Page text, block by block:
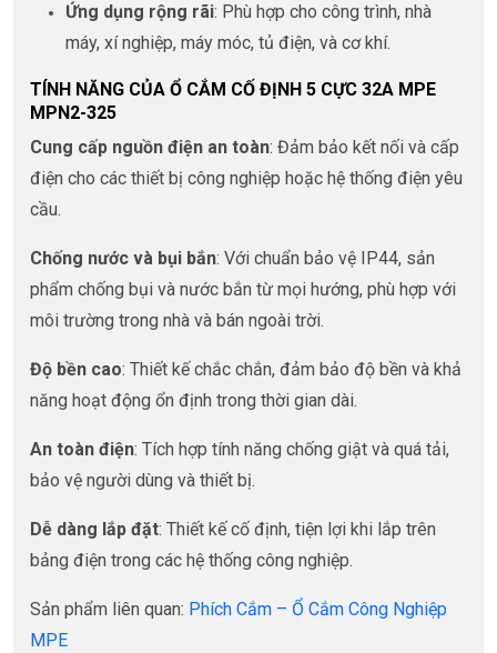
Ứng dụng rộng rãi: Phù hợp cho công trình, nhà
máy, xí nghiệp, máy móc, tủ điện, và cơ khí.
TÍNH NĂNG CỦA Ổ CẮM CỐ ĐỊNH 5 CỰC 32A MPE
MPN2-325
Cung cấp nguồn điện an toàn: Đảm bảo kết nối và cấp
điện cho các thiết bị công nghiệp hoặc hệ thống điện yêu
cầu.
Chống nước và bụi bắn: Với chuẩn bảo vệ IP44, sản
phẩm chống bụi và nước bắn từ mọi hướng, phù hợp với
môi trường trong nhà và bán ngoài trời.
Độ bền cao: Thiết kế chắc chắn, đảm bảo độ bền và khả
năng hoạt động ổn định trong thời gian dài.
An toàn điện: Tích hợp tính năng chống giật và quá tải,
bảo vệ người dùng và thiết bị.
Dễ dàng lắp đặt: Thiết kế cố định, tiện lợi khi lắp trên
bảng điện trong các hệ thống công nghiệp.
Sản phẩm liên quan: Phích Cắm – Ổ Cắm Công Nghiệp
MPE